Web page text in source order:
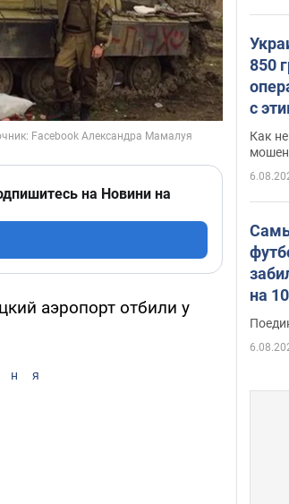
на Новини на
аэропорт отбили у
850
с
Как
на